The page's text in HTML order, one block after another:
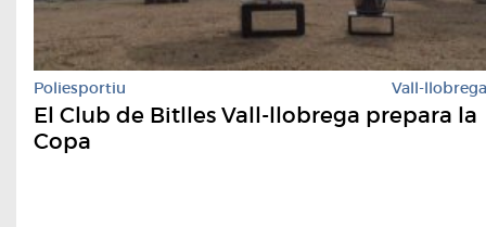
Poliesportiu Vall-llobrega
El Club de Bitlles Vall-llobrega prepara la
Copa